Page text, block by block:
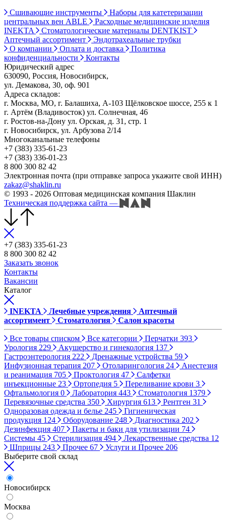
Сшивающие инструменты
Наборы для катетеризации
центральных вен ABLE
Расходные медицинские изделия
INEKTA
Стоматологические материалы DENTKIST
Аптечный ассортимент
Эндотрахеальные трубки
О компании
Оплата и доставка
Политика
конфиденциальности
Контакты
Юридический адрес
630090, Россия, Новосибирск,
ул. Демакова, 30, оф. 901
Адреса складов:
г. Москва, МО, г. Балашиха, А-103 Щёлковское шоссе, 255 к 1
г. Артём (Владивосток) ул. Солнечная, 46
г. Ростов-на-Дону ул. Орская, д. 31, стр. 1
г. Новосибирск, ул. Арбузова 2/14
Многоканальные телефоны
+7 (383) 335-61-23
+7 (383) 336-01-23
8 800 300 82 42
Электронная почта (при отправке запроса укажите свой ИНН)
zakaz@shaklin.ru
© 1993 - 2026 Оптовая медицинская компания Шаклин
Техническая поддержка сайта —
+7 (383) 335-61-23
8 800 300 82 42
Заказать звонок
Контакты
Вакансии
Каталог
INEKTA Лечебные учреждения
Аптечный
ассортимент
Стоматология Салон красоты
Все товары списком Все категории Перчатки 393
Урология 229 Акушерство и гинекология 137
Гастроэнтерология 222 Дренажные устройства 59
Инфузионная терапия 207 Отоларингология 24
Анестезия
и реанимация 705 Проктология 47
Салфетки
инъекционные 23 Ортопедия 5 Переливание крови 3
Офтальмология 0 Лаборатория 443 Стоматология 1379
Перевязочные средства 350 Хирургия 613 Рентген 31
Одноразовая одежда и белье 245
Гигиеническая
продукция 124 Оборудование 248 Диагностика 202
Дезинфекция 407 Пакеты и баки для утилизации 74
Системы 45 Стерилизация 494 Лекарственные средства 12
Шприцы 243 Прочее 67 Услуги и Прочее 206
Выберите свой склад
Новосибирск
Москва